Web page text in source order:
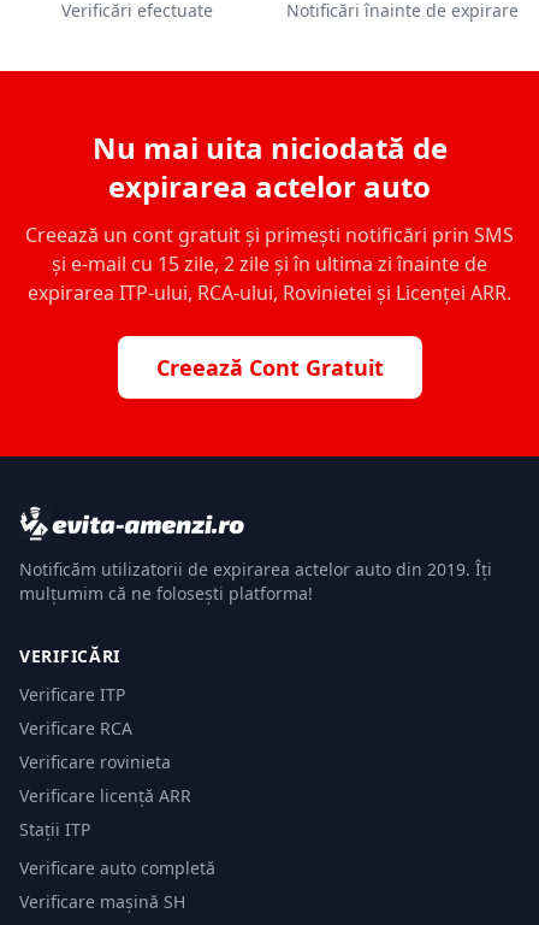
Verificări efectuate Notificări înainte de expirare
Nu mai uita niciodată de
expirarea actelor auto
Creează un cont gratuit și primești notificări prin SMS
și e-mail cu 15 zile, 2 zile și în ultima zi înainte de
expirarea ITP-ului, RCA-ului, Rovinietei și Licenței ARR.
Creează Cont Gratuit
Notificăm utilizatorii de expirarea actelor auto din 2019. Îți
mulțumim că ne folosești platforma!
VERIFICĂRI
Verificare ITP
Verificare RCA
Verificare rovinieta
Verificare licență ARR
Stații ITP
Verificare auto completă
Verificare mașină SH